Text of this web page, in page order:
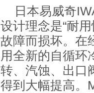
日本易威奇
设计理念是“耐
故障而损坏。在
用全新的自循环
转、汽蚀、出口
得到大幅提高。